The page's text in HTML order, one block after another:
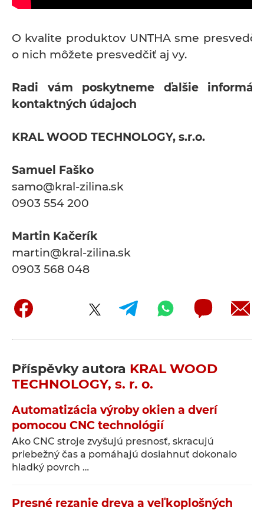
O kvalite produktov UNTHA sme
o nich môžete presvedčiť aj vy.
Radi vám poskytneme ďalšie
kontaktných údajoch
KRAL WOOD TECHNOLOGY, s.r.o.
Samuel Faško
samo@kral-zilina.sk
0903 554 200
Martin Kačerík
martin@kral-zilina.sk
0903 568 048
Příspěvky autora KRAL WOOD
TECHNOLOGY, s. r. o.
Automatizácia výroby okien a dverí
pomocou CNC technológií
Ako CNC stroje zvyšujú presnosť, skracujú
priebežný čas a pomáhajú dosiahnuť dokonalo
hladký povrch …
Presné rezanie dreva a veľkoplošných